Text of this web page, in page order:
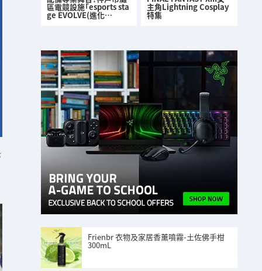
區電競設施「esports sta
ge EVOLVE(進化…
主角Lightning Cosplay
特集
Frienbr 衣物及家居香薰噴霧-土佐佛手柑
300mL